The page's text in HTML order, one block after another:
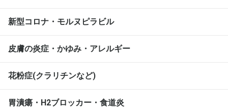
新型コロナ・モルヌピラビル
皮膚の炎症・かゆみ・アレルギー
花粉症(クラリチンなど)
胃潰瘍・H2ブロッカー・食道炎